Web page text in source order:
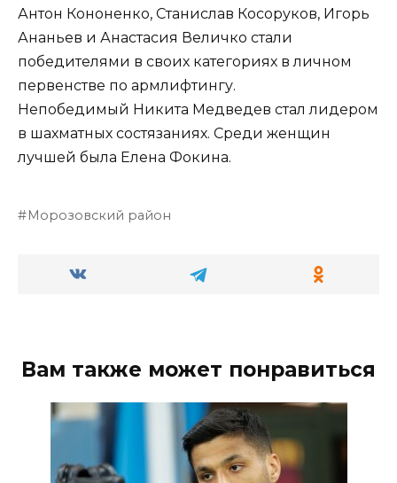
Антон Кононенко, Станислав Косоруков, Игорь
Ананьев и Анастасия Величко стали
победителями в своих категориях в личном
первенстве по армлифтингу.
Непобедимый Никита Медведев стал лидером
в шахматных состязаниях. Среди женщин
лучшей была Елена Фокина.
Морозовский район
Вам также может понравиться